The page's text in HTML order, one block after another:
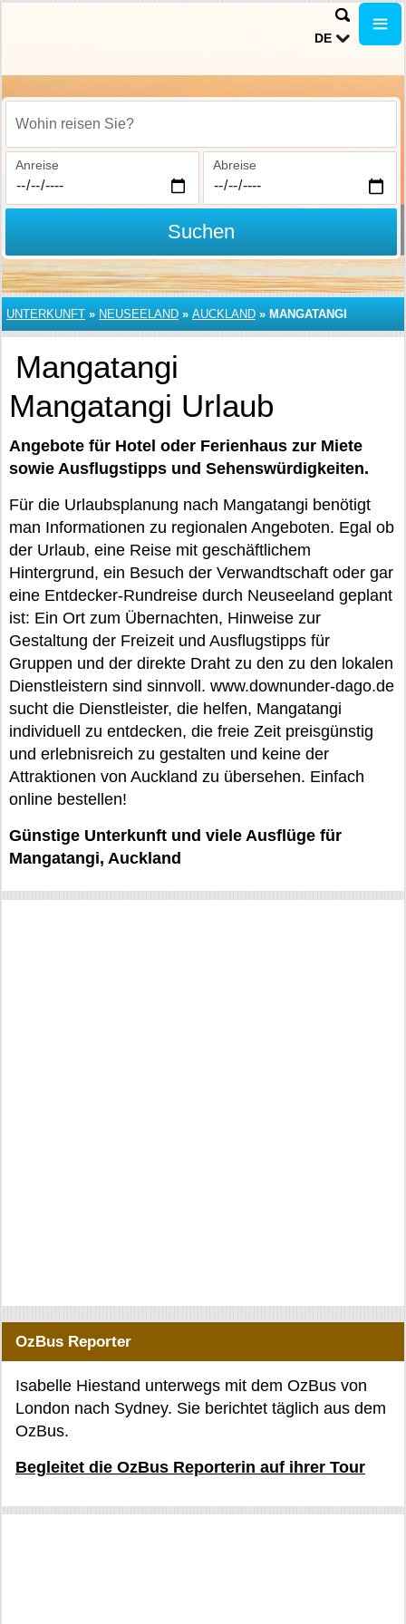
DE
Wohin reisen Sie?
Anreise Abreise
Suchen
UNTERKUNFT » NEUSEELAND » AUCKLAND » MANGATANGI
Mangatangi
Mangatangi Urlaub
Angebote für Hotel oder Ferienhaus zur Miete
sowie Ausflugstipps und Sehenswürdigkeiten.
Für die Urlaubsplanung nach Mangatangi benötigt
man Informationen zu regionalen Angeboten. Egal ob
der Urlaub, eine Reise mit geschäftlichem
Hintergrund, ein Besuch der Verwandtschaft oder gar
eine Entdecker-Rundreise durch Neuseeland geplant
ist: Ein Ort zum Übernachten, Hinweise zur
Gestaltung der Freizeit und Ausflugstipps für
Gruppen und der direkte Draht zu den zu den lokalen
Dienstleistern sind sinnvoll. www.downunder-dago.de
sucht die Dienstleister, die helfen, Mangatangi
individuell zu entdecken, die freie Zeit preisgünstig
und erlebnisreich zu gestalten und keine der
Attraktionen von Auckland zu übersehen. Einfach
online bestellen!
Günstige Unterkunft und viele Ausflüge für
Mangatangi, Auckland
OzBus Reporter
Isabelle Hiestand unterwegs mit dem OzBus von
London nach Sydney. Sie berichtet täglich aus dem
OzBus.
Begleitet die OzBus Reporterin auf ihrer Tour